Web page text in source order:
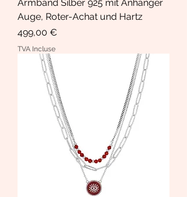
Armband Silber 925 mit Anhänger
Auge, Roter-Achat und Hartz
Prix
499,00 €
TVA Incluse